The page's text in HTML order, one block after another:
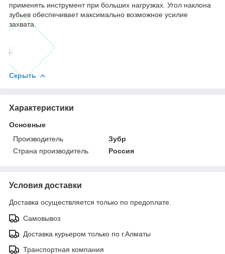
применять инструмент при больших нагрузках. Угол наклона
зубьев обеспечивает максимально возможное усилие
захвата.
Скрыть
Характеристики
Основные
Производитель
Зубр
Страна производитель
Россия
Условия доставки
Доставка осуществляется только по предоплате.
Самовывоз
Доставка курьером только по г.Алматы
Транспортная компания